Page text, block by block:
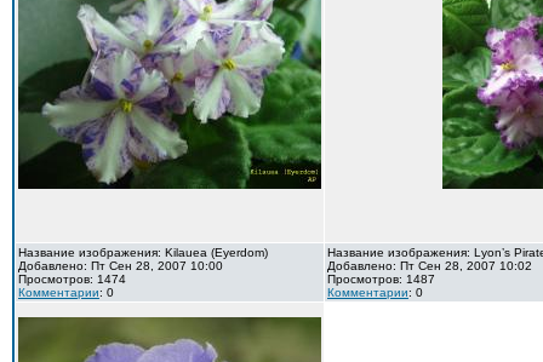
Название изображения: Kilauea (Eyerdom)
Добавлено: Пт Сен 28, 2007 10:00
Просмотров: 1474
Комментарии: 0
Название изображения: Lyon’s
Добавлено: Пт Сен 28, 2007 10:02
Просмотров: 1487
Комментарии: 0